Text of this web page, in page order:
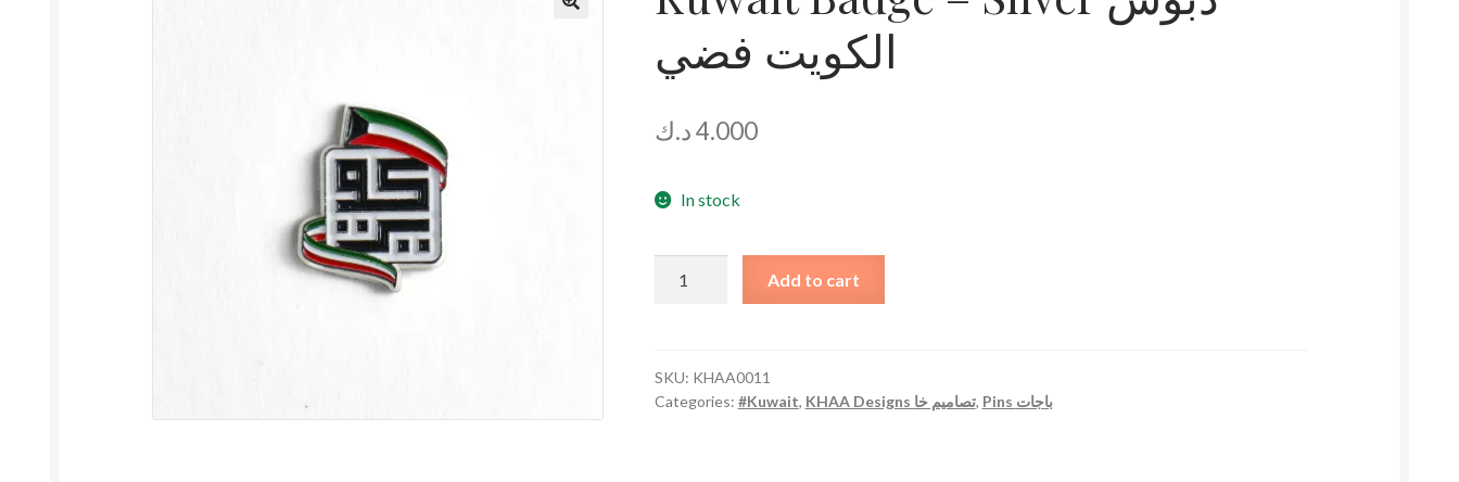
الكويت فضي
4.000د.ك
In stock
دبوس
الكويت
Add to cart
SKU: KHAA0011
Categories: #Kuwait, KHAA Designs تصاميم خا, Pins باجات